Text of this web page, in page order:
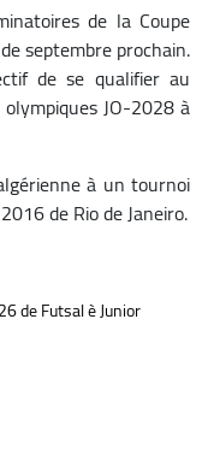
de la Coupe
septembre prochain.
de se qualifier au
JO-2028 à
à un tournoi
de Rio de Janeiro.
de Futsal è Junior